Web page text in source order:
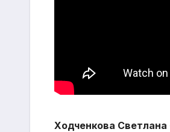
Ходченкова Светлана